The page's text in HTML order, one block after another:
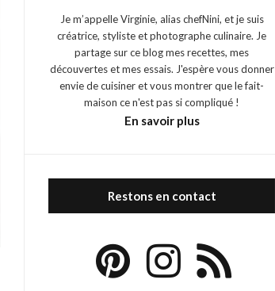
Je m’appelle Virginie, alias chefNini, et je suis
créatrice, styliste et photographe culinaire. Je
partage sur ce blog mes recettes, mes
découvertes et mes essais. J'espère vous donner
envie de cuisiner et vous montrer que le fait-
maison ce n'est pas si compliqué !
En savoir plus
Restons en contact